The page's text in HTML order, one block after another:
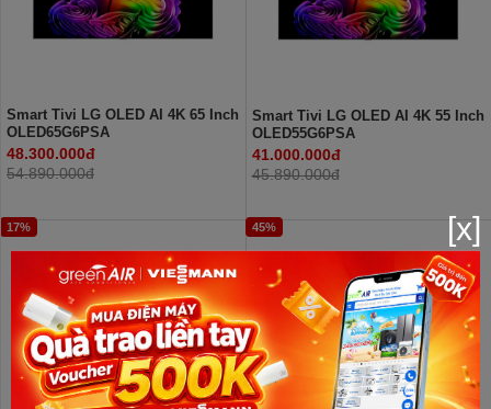
Smart Tivi LG OLED AI 4K 65 Inch
OLED65G6PSA
48.300.000đ
54.890.000đ
Smart Tivi LG OLED AI 4K 55 Inch
OLED55G6PSA
41.000.000đ
45.890.000đ
17% 45% [x]